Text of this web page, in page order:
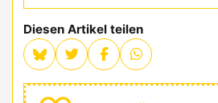
Diesen Artikel teilen